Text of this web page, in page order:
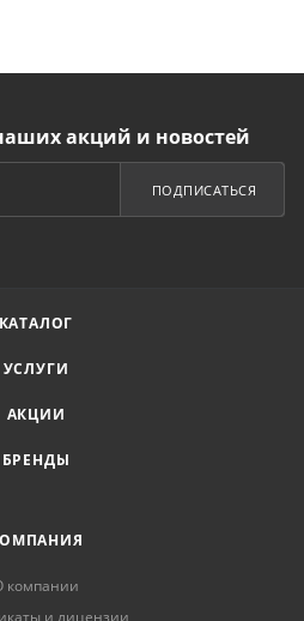
акций и новостей
ПОДПИСАТЬСЯ
КАТАЛОГ
УСЛУГИ
АКЦИИ
БРЕНДЫ
компании
и лицензии